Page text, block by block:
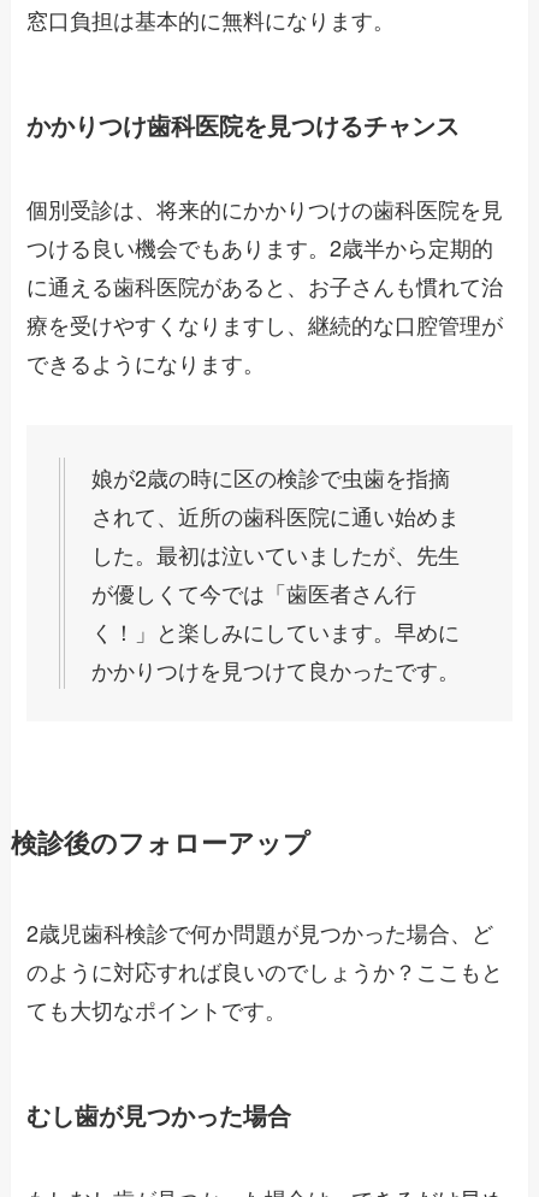
窓口負担は基本的に無料になります。
かかりつけ歯科医院を見つけるチャンス
個別受診は、将来的にかかりつけの歯科医院を見
つける良い機会でもあります。2歳半から定期的
に通える歯科医院があると、お子さんも慣れて治
療を受けやすくなりますし、継続的な口腔管理が
できるようになります。
娘が2歳の時に区の検診で虫歯を指摘
されて、近所の歯科医院に通い始めま
した。最初は泣いていましたが、先生
が優しくて今では「歯医者さん行
く！」と楽しみにしています。早めに
かかりつけを見つけて良かったです。
検診後のフォローアップ
2歳児歯科検診で何か問題が見つかった場合、ど
のように対応すれば良いのでしょうか？ここもと
ても大切なポイントです。
むし歯が見つかった場合